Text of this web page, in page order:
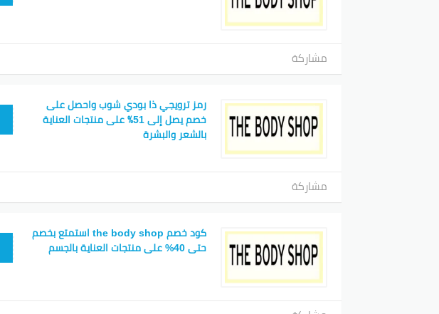
مشاركة
رمز ترويجي ذا بودي شوب واحصل على
خصم يصل إلى 51٪ على منتجات العناية
بالشعر والبشرة
مشاركة
كود خصم the body shop استمتع بخصم
حتى 40% على منتجات العناية بالجسم